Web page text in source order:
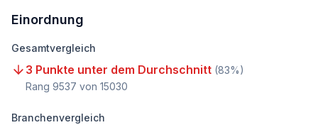
Einordnung
Gesamtvergleich
3 Punkte unter dem Durchschnitt (83%)
Rang 9537 von 15030
Branchenvergleich